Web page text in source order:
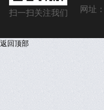
扫一扫关注我们
网址：
返回顶部